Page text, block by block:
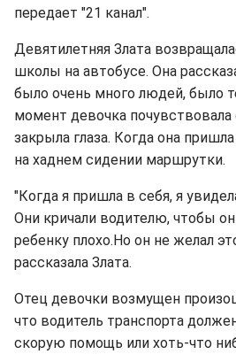
передает "21 канал".
Девятилетняя Злата
школы на автобусе. Она
было очень много людей, было
момент девочка почувствовала
закрыла глаза. Когда она
на хаднем сидении маршрутки.
"Когда я пришла в себя, я
Они кричали водителю, чтобы
ребенку плохо.Но он не желал
рассказала Злата.
Отец девочки возмущен
что водитель транспорта
скорую помощь или хоть-что